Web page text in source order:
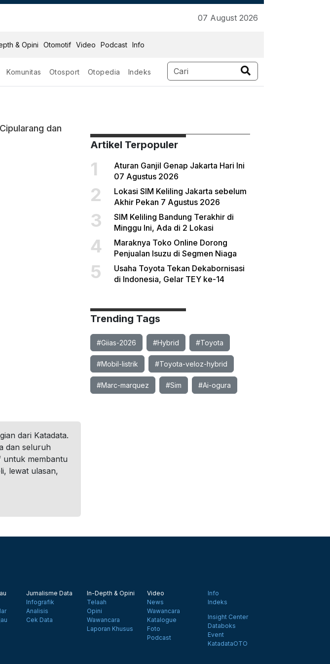
07 August 2026
& Opini Otomotif Video Podcast Info
Komunitas Otosport Otopedia Indeks
dan
Artikel Terpopuler
1
Aturan Ganjil Genap Jakarta Hari Ini
07 Agustus 2026
2
Lokasi SIM Keliling Jakarta sebelum
Akhir Pekan 7 Agustus 2026
3
SIM Keliling Bandung Terakhir di
Minggu Ini, Ada di 2 Lokasi
4
Maraknya Toko Online Dorong
Penjualan Isuzu di Segmen Niaga
5
Usaha Toyota Tekan Dekabornisasi
di Indonesia, Gelar TEY ke-14
Trending Tags
#Giias-2026 #Hybrid #Toyota
#Mobil-listrik #Toyota-veloz-hybrid
#Marc-marquez #Sim #Ai-ogura
dari Katadata.
dan seluruh
untuk membantu
lewat ulasan,
Jurnalisme Data
Infografik
Analisis
Cek Data
In-Depth & Opini
Telaah
Opini
Wawancara
Laporan Khusus
Video
News
Wawancara
Katalogue
Foto
Podcast
Info
Indeks
Insight Center
Databoks
Event
KatadataOTO